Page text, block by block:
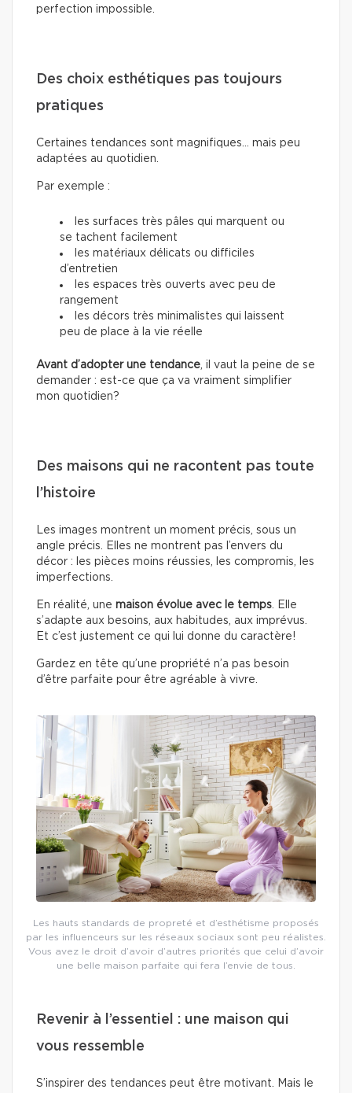
perfection impossible.
Des choix esthétiques pas toujours
pratiques
Certaines tendances sont magnifiques… mais peu
adaptées au quotidien.
Par exemple :
les surfaces très pâles qui marquent ou
se tachent facilement
les matériaux délicats ou difficiles
d’entretien
les espaces très ouverts avec peu de
rangement
les décors très minimalistes qui laissent
peu de place à la vie réelle
Avant d’adopter une tendance , il vaut la peine de se
demander : est-ce que ça va vraiment simplifier
mon quotidien?
Des maisons qui ne racontent pas toute
l’histoire
Les images montrent un moment précis, sous un
angle précis. Elles ne montrent pas l’envers du
décor : les pièces moins réussies, les compromis, les
imperfections.
En réalité, une maison évolue avec le temps . Elle
s’adapte aux besoins, aux habitudes, aux imprévus.
Et c’est justement ce qui lui donne du caractère!
Gardez en tête qu’une propriété n’a pas besoin
d’être parfaite pour être agréable à vivre.
Les hauts standards de propreté et d’esthétisme proposés
par les influenceurs sur les réseaux sociaux sont peu réalistes.
Vous avez le droit d’avoir d’autres priorités que celui d’avoir
une belle maison parfaite qui fera l’envie de tous.
Revenir à l’essentiel : une maison qui
vous ressemble
S’inspirer des tendances peut être motivant. Mais le